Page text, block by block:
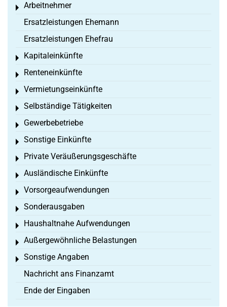
Arbeitnehmer
Toggle menu
Ersatzleistungen Ehemann
Ersatzleistungen Ehefrau
Kapitaleinkünfte
Toggle menu
Renteneinkünfte
Toggle menu
Vermietungseinkünfte
Toggle menu
Selbständige Tätigkeiten
Toggle menu
Gewerbebetriebe
Toggle menu
Sonstige Einkünfte
Toggle menu
Private Veräußerungsgeschäfte
Toggle menu
Ausländische Einkünfte
Toggle menu
Vorsorgeaufwendungen
Toggle menu
Sonderausgaben
Toggle menu
Haushaltnahe Aufwendungen
Toggle menu
Außergewöhnliche Belastungen
Toggle menu
Sonstige Angaben
Toggle menu
Nachricht ans Finanzamt
Ende der Eingaben